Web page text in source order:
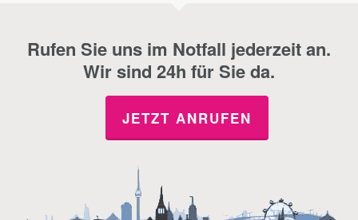
Rufen Sie uns im Notfall jederzeit an.
Wir sind 24h für Sie da.
JETZT ANRUFEN